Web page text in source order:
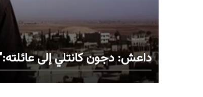
داعش: دجون كانتلي إلى